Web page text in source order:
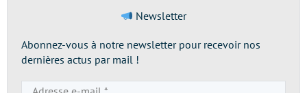
Newsletter
Abonnez-vous à notre newsletter pour recevoir nos
dernières actus par mail !